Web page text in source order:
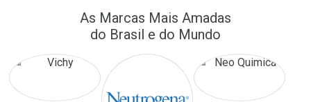
FECHAR
FECHAR
Por Menos Laboratório
Por Menos
As Marcas Mais Amadas
do Brasil e do Mundo